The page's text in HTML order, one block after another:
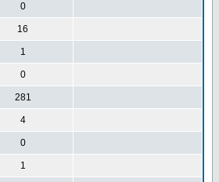
0
16
1
0
281
4
0
1